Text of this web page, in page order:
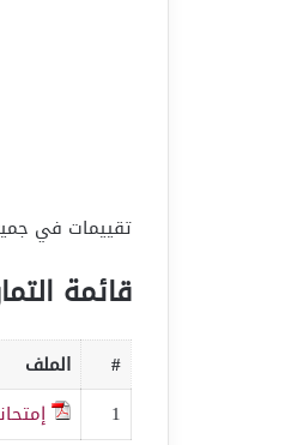
تقييمات في جميع
قائمة
# الملف
1